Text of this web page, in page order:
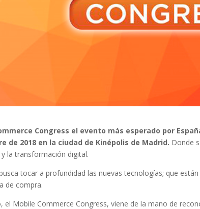
Congress el evento más esperado por
de 2018 en la ciudad de Kinépolis de Madrid. Donde
la transformación digital.
tocar a profundidad las nuevas tecnologías; que
de compra.
el Mobile Commerce Congress, viene de la mano de